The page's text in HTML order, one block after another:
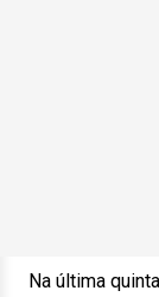
Na última